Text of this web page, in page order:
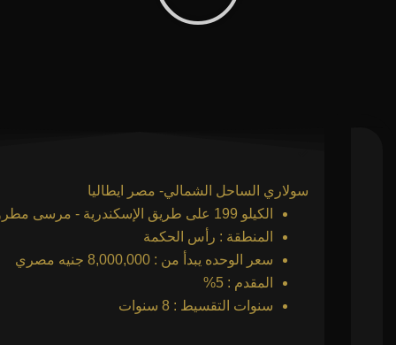
سولاري الساحل الشمالي- مصر ايطاليا
الكيلو 199 على طريق الإسكندرية - مرسى مطروح
المنطقة : رأس الحكمة
سعر الوحده يبدأ من : 8,000,000 جنيه مصري
المقدم : 5%
سنوات التقسيط : 8 سنوات